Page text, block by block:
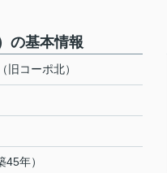
の基本情報
旧コーポ北）
年）